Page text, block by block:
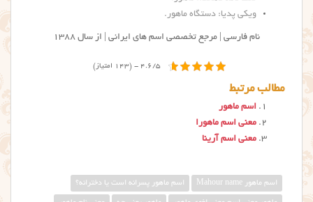
ویکی پدیا: دستگاه ماهور .
نام فارسی | مرجع تخصصی اسم های ایرانی | از سال ۱۳۸۸
4.6/5 - (143 امتیاز)
مطالب مرتبط
اسم ماهور
معنی اسم ماهورا
معنی اسم آرینا
اسم ماهور Mahour name اسم ماهور پسرانه است یا دخترانه؟